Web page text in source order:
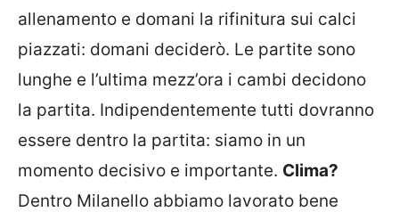
allenamento e domani la rifinitura sui calci
piazzati: domani deciderò. Le partite sono
lunghe e l’ultima mezz’ora i cambi decidono
la partita. Indipendentemente tutti dovranno
essere dentro la partita: siamo in un
momento decisivo e importante. Clima?
Dentro Milanello abbiamo lavorato bene